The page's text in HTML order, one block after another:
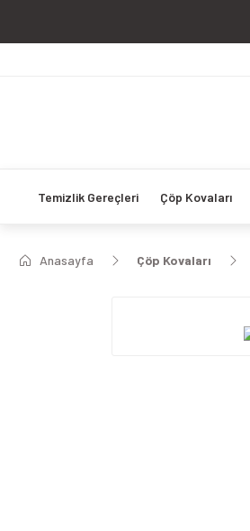
Temizlik Gereçleri Çöp Kovaları
Anasayfa Çöp Kovaları